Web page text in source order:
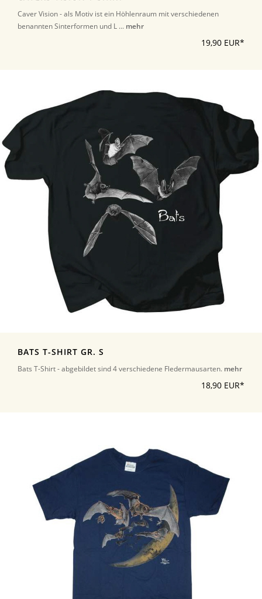
Caver Vision - als Motiv ist ein Höhlenraum mit verschiedenen
benannten Sinterformen und L ... mehr
19,90 EUR*
BATS T-SHIRT GR. S
Bats T-Shirt - abgebildet sind 4 verschiedene Fledermausarten. mehr
18,90 EUR*